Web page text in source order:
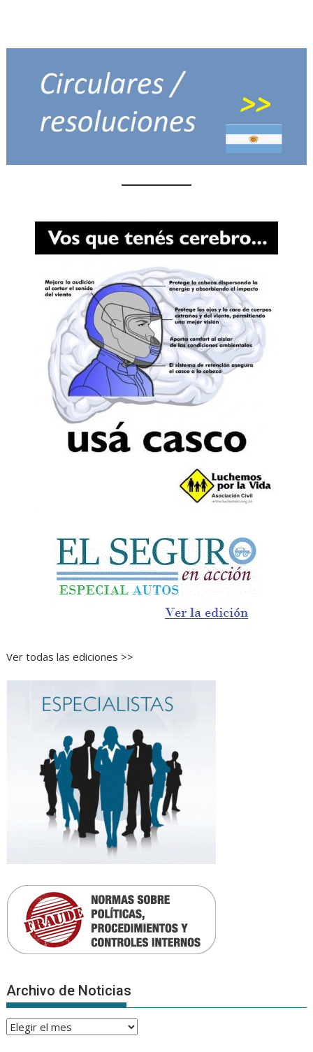
Ver todas las ediciones >>
Archivo de Noticias
Archivo